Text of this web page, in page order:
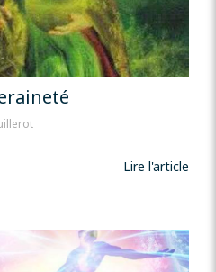
Lire l'article